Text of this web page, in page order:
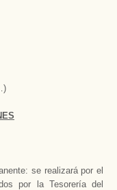
se realizará por el
por la Tesorería del